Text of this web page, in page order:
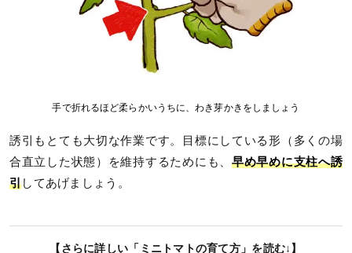
手で折れるほど柔らかいうちに、わき芽かきをしましょう
誘引もとても大切な作業です。目標にしている形（多くの場
合直立した状態）を維持するためにも、 早め早めに支柱へ誘
引してあげましょう。
【さらに詳しい「ミニトマトの育て方」を読む↓】